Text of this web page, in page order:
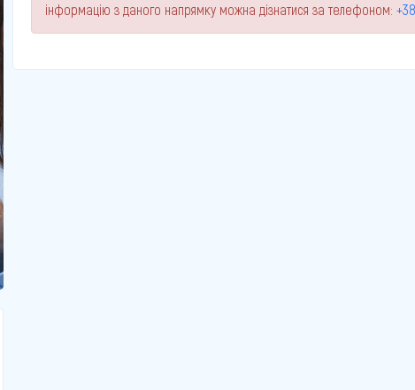
інформацію з даного напрямку можна дізнатися за телефоном: